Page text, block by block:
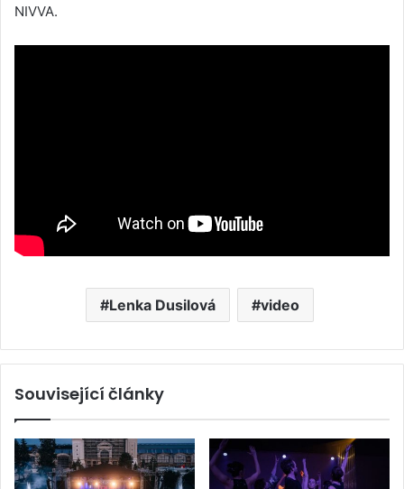
NIVVA.
Lenka Dusilová video
Související články